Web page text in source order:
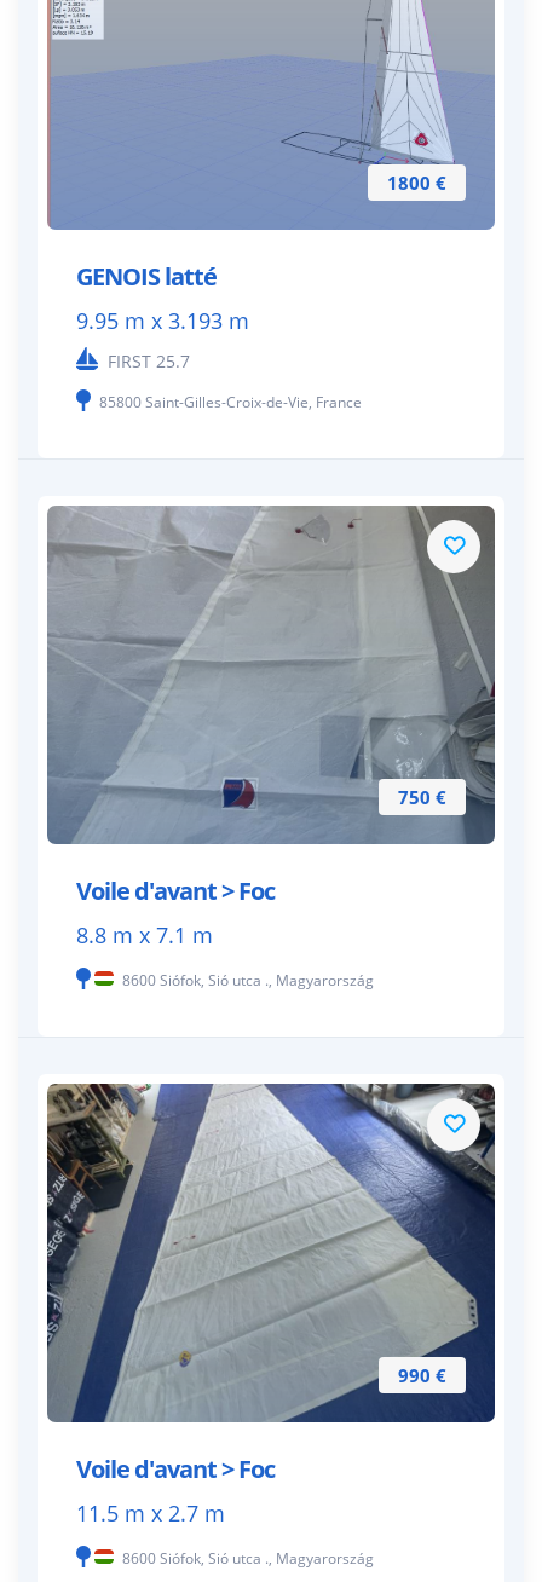
1800 €
GENOIS latté
9.95 m x 3.193 m
FIRST 25.7
85800 Saint-Gilles-Croix-de-Vie, France
750 €
Voile d'avant > Foc
8.8 m x 7.1 m
8600 Siófok, Sió utca ., Magyarország
990 €
Voile d'avant > Foc
11.5 m x 2.7 m
8600 Siófok, Sió utca ., Magyarország